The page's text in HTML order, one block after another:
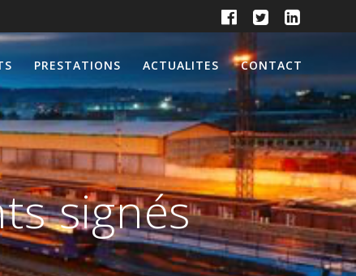
PRESTATIONS ACTUALITES CONTACT
signés